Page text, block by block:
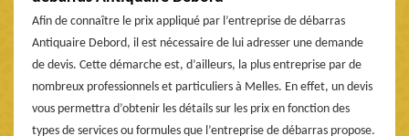
Afin de connaître le prix appliqué par l’entreprise de débarras
Antiquaire Debord, il est nécessaire de lui adresser une demande
de devis. Cette démarche est, d’ailleurs, la plus entreprise par de
nombreux professionnels et particuliers à Melles. En effet, un devis
vous permettra d’obtenir les détails sur les prix en fonction des
types de services ou formules que l’entreprise de débarras propose.